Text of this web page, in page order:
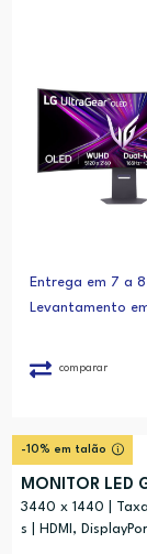
Entrega em 7 a
Levantamento
comparar
-10% em talão
MONITOR LED
3440 x 1440 |
s | HDMI,